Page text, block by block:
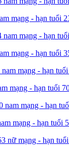
mạng - hạn tuổi
mạng - hạn tuổi
mạng - hạn tuổi
mạng - hạn tuổi